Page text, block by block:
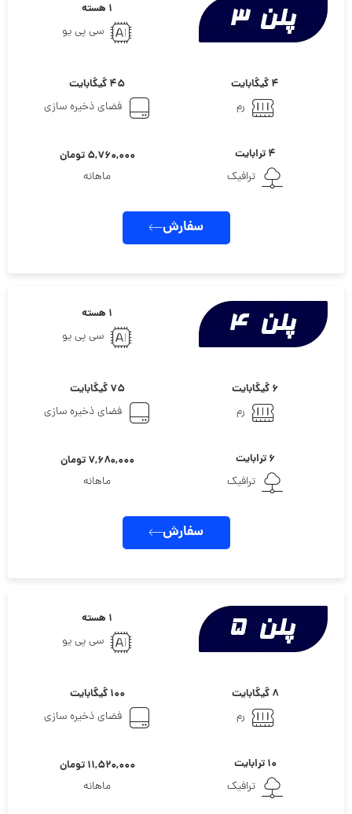
۱ هسته
سی پی یو
۴ گیگابایت
رم
۴۵ گیگابایت
فضای ذخیره سازی
۴ ترابایت
ترافیک
۵,۷۶۰,۰۰۰ تومان
ماهانه
سفارش
۱ هسته
سی پی یو
۶ گیگابایت
رم
۷۵ گیگابایت
فضای ذخیره سازی
۶ ترابایت
ترافیک
۷,۶۸۰,۰۰۰ تومان
ماهانه
سفارش
۱ هسته
سی پی یو
۸ گیگابایت
رم
۱۰۰ گیگابایت
فضای ذخیره سازی
۱۰ ترابایت
ترافیک
۱۱,۵۲۰,۰۰۰ تومان
ماهانه